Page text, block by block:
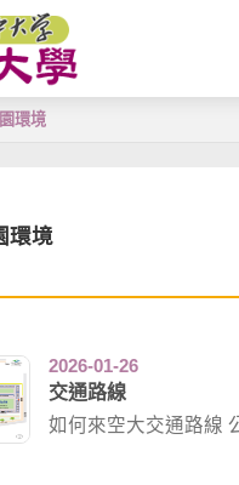
環境
環境
2026-01-26
交通路線
如何來空大交通路線